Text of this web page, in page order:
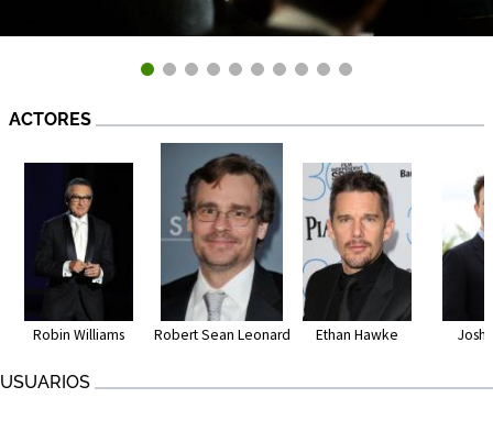
ACTORES
Robin Williams Robert Sean Leonard Ethan Hawke Josh
USUARIOS